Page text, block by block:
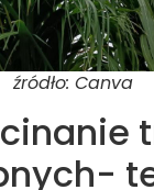
źródło: Canva